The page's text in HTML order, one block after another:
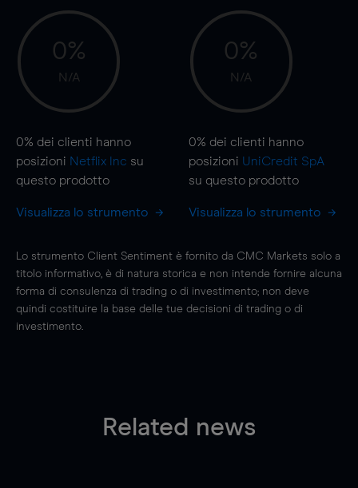
0%
N/A
0% dei clienti hanno
posizioni Netflix Inc su
questo prodotto
Visualizza lo strumento
0%
N/A
0% dei clienti hanno
posizioni UniCredit SpA
su questo prodotto
Visualizza lo strumento
Lo strumento Client Sentiment è fornito da CMC Markets solo a
titolo informativo, è di natura storica e non intende fornire alcuna
forma di consulenza di trading o di investimento; non deve
quindi costituire la base delle tue decisioni di trading o di
investimento.
Related news